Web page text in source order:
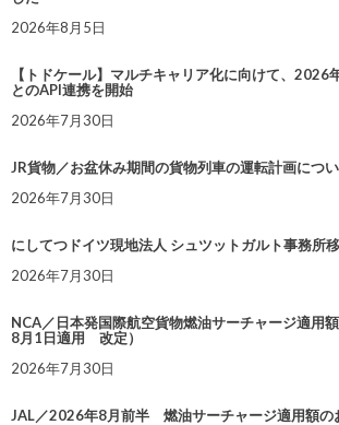
2026年8月5日
【トドケール】マルチキャリア化に向けて、2026
とのAPI連携を開始
2026年7月30日
JR貨物／お盆休み期間の貨物列車の運転計画につ
2026年7月30日
にしてつドイツ現地法人 シュツットガルト事務所
2026年7月30日
NCA／日本発国際航空貨物燃油サーチャージ適用
8月1日適用 改定）
2026年7月30日
JAL／2026年8月前半 燃油サーチャージ適用額の